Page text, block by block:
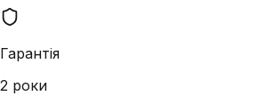
Гарантія
2 роки